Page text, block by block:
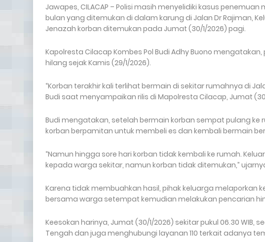
Jawapes, CILACAP – Polisi masih menyelidiki kasus
bulan yang ditemukan di dalam karung di Jalan Dr Rajiman,
Jenazah korban ditemukan pada Jumat (30/1/2026) pagi.
Kapolresta Cilacap Kombes Pol Budi Adhy Buono
hilang sejak Kamis (29/1/2026).
“Korban terakhir kali terlihat bermain di sekitar rumahnya di
Budi saat menyampaikan rilis di Mapolresta Cilacap, Jumat
Budi mengatakan, setelah bermain korban sempat pulang ke
korban berpamitan untuk membeli es dan kembali bermain
“Namun hingga sore hari korban tidak kembali ke rumah.
kepada warga sekitar, namun korban tidak ditemukan,”
Karena tidak membuahkan hasil, pihak keluarga melaporkan
bersama warga setempat kemudian melakukan pencarian
Keesokan harinya, Jumat (30/1/2026) sekitar pukul 06.30 WIB,
Tengah dan juga menghubungi layanan 110 terkait adanya